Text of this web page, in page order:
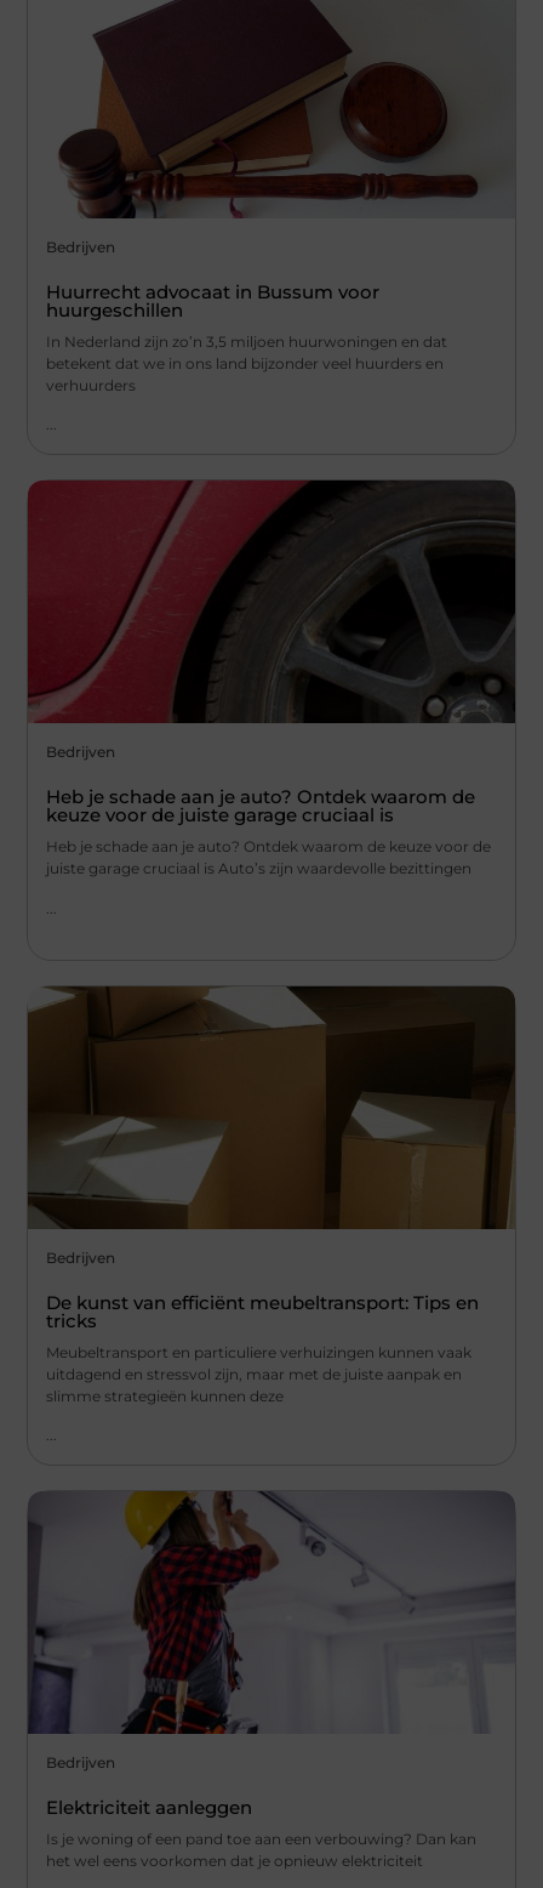
Bedrijven
Huurrecht advocaat in Bussum voor
huurgeschillen
In Nederland zijn zo’n 3,5 miljoen huurwoningen en dat
betekent dat we in ons land bijzonder veel huurders en
verhuurders
...
Bedrijven
Heb je schade aan je auto? Ontdek waarom de
keuze voor de juiste garage cruciaal is
Heb je schade aan je auto? Ontdek waarom de keuze voor de
juiste garage cruciaal is Auto’s zijn waardevolle bezittingen
Bedrijven
De kunst van efficiënt meubeltransport: Tips en
tricks
Meubeltransport en particuliere verhuizingen kunnen vaak
uitdagend en stressvol zijn, maar met de juiste aanpak en
slimme strategieën kunnen deze
...
Bedrijven
Elektriciteit aanleggen
Is je woning of een pand toe aan een verbouwing? Dan kan
het wel eens voorkomen dat je opnieuw elektriciteit